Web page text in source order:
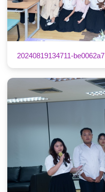
20240819134711-be0062a7